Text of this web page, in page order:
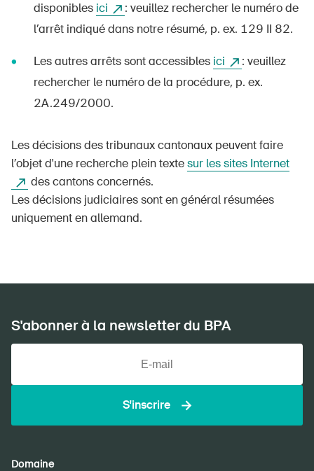
FR IT EN
S'abonner à la newsletter
disponibles ici
: veuillez rechercher le numéro de
l’arrêt indiqué dans notre résumé, p. ex. 129 II 82.
Les autres arrêts sont accessibles ici
: veuillez
rechercher le numéro de la procédure, p. ex.
2A.249/2000.
Les décisions des tribunaux cantonaux peuvent faire
l’objet d'une recherche plein textesur les sites Internet
des cantons concernés.
Les décisions judiciaires sont en général résumées
uniquement en allemand.
S'abonner à la newsletter du BPA
S'inscrire
Domaine